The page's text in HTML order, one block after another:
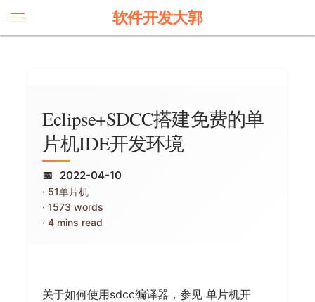
软件开发大郭
Eclipse+SDCC搭建免费的单
片机IDE开发环境
2022-04-10
51单片机
1573 words
4 mins read
关于如何使用sdcc编译器，参见 单片机开